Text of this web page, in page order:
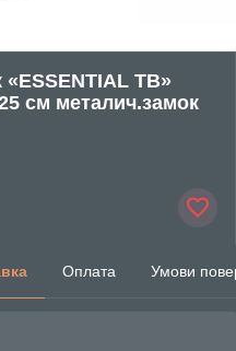
TB»
см металич.замок
Оплата Умови